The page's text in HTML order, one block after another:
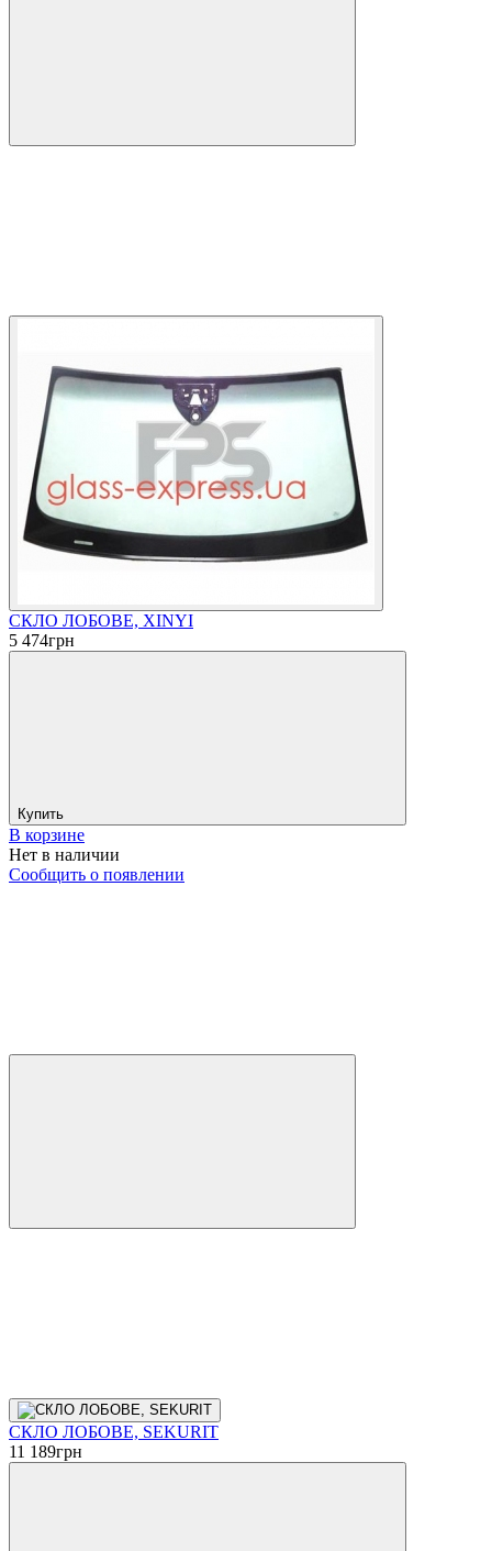
СКЛО ЛОБОВЕ, XINYI
5 474грн
Купить
В корзине
Нет в наличии
Сообщить о появлении
СКЛО ЛОБОВЕ, SEKURIT
11 189грн